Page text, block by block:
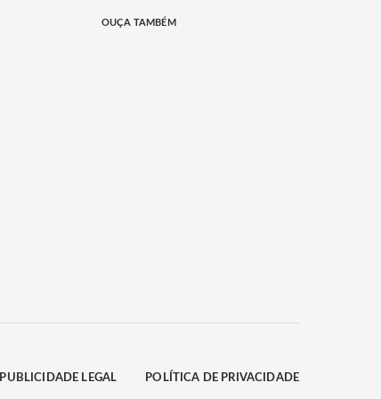
OUÇA TAMBÉM
PUBLICIDADE LEGAL POLÍTICA DE PRIVACIDADE